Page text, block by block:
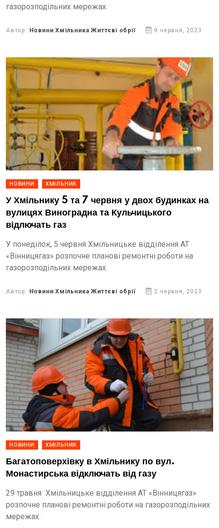
газорозподільних мережах.
Автор: Новини Хмільника Життєві обрії 9 червня, 2023
НОВИНИ ХМІЛЬНИК
У Хмільнику 5 та 7 червня у двох будинках на
вулицях Виноградна та Кульчицького
відлючать газ
У понеділок, 5 червня Хмільницьке відділення АТ
«Вінницягаз» розпочне планові ремонтні роботи на
газорозподільних мережах.
Автор: Новини Хмільника Життєві обрії 2 червня, 2023
НОВИНИ ХМІЛЬНИК
Багатоповерхівку в Хмільнику по вул.
Монастирська відключать від газу
29 травня Хмільницьке відділення АТ «Вінницягаз»
розпочне планові ремонтні роботи на газорозподільних
мережах.